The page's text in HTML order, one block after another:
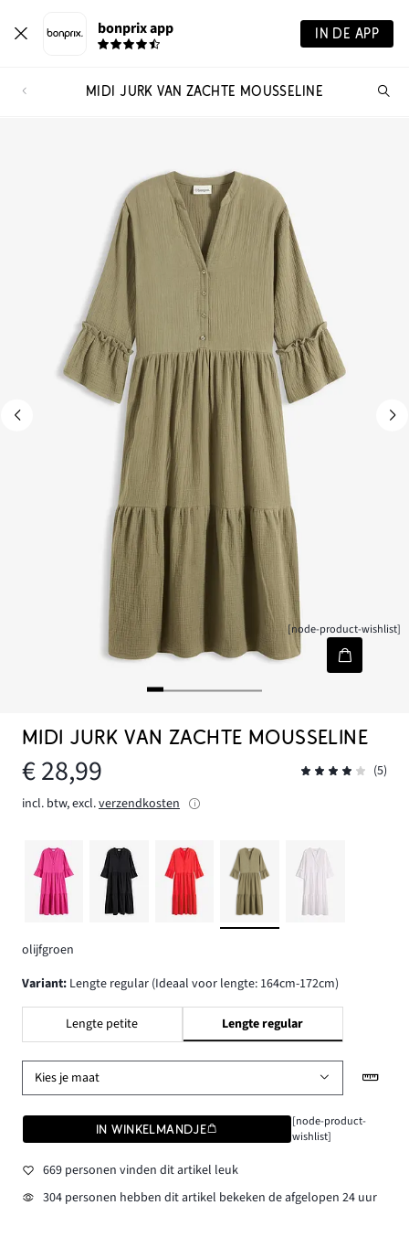
bonprix app IN DE APP
MIDI JURK VAN ZACHTE MOUSSELINE
[node-product-wishlist]
MIDI JURK VAN ZACHTE MOUSSELINE
€ 28,99
(5)
incl. btw, excl.verzendkosten
olijfgroen
Variant: Lengte regular (Ideaal voor lengte: 164cm-172cm)
Lengte petite Lengte regular
Kies je maat
IN WINKELMANDJE
[node-product-
wishlist]
669 personen vinden dit artikel leuk
304 personen hebben dit artikel bekeken de afgelopen 24 uur